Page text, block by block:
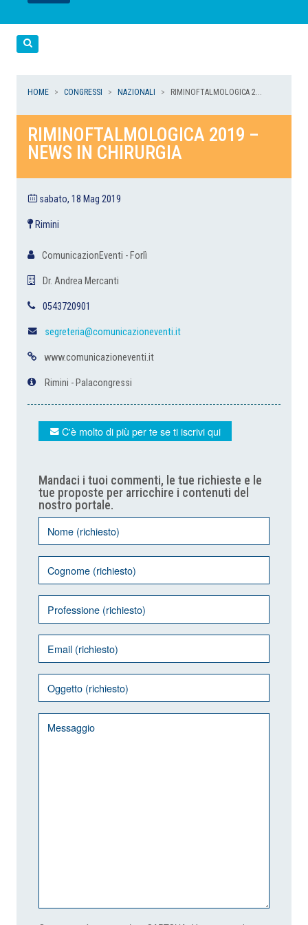
LEGGI
LEGGI
LEGGI
LEGGI
HOME CONGRESSI NAZIONALI RIMINOFTALMOLOGICA 2...
RIMINOFTALMOLOGICA 2019 –
NEWS IN CHIRURGIA
sabato, 18 Mag 2019
Rimini
ComunicazionEventi - Forlì
Dr. Andrea Mercanti
0543720901
segreteria@comunicazioneventi.it
www.comunicazioneventi.it
Rimini - Palacongressi
C'è molto di più per te se ti iscrivi qui
Mandaci i tuoi commenti, le tue richieste e le
tue proposte per arricchire i contenuti del
nostro portale.